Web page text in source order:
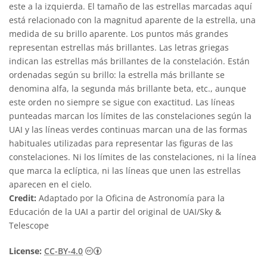
este a la izquierda. El tamaño de las estrellas marcadas aquí
está relacionado con la magnitud aparente de la estrella, una
medida de su brillo aparente. Los puntos más grandes
representan estrellas más brillantes. Las letras griegas
indican las estrellas más brillantes de la constelación. Están
ordenadas según su brillo: la estrella más brillante se
denomina alfa, la segunda más brillante beta, etc., aunque
este orden no siempre se sigue con exactitud. Las líneas
punteadas marcan los límites de las constelaciones según la
UAI y las líneas verdes continuas marcan una de las formas
habituales utilizadas para representar las figuras de las
constelaciones. Ni los límites de las constelaciones, ni la línea
que marca la eclíptica, ni las líneas que unen las estrellas
aparecen en el cielo.
Credit: Adaptado por la Oficina de Astronomía para la
Educación de la UAI a partir del original de UAI/Sky &
Telescope
License: CC-BY-4.0 Creative Commons Reconocimiento 4.0